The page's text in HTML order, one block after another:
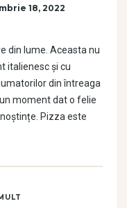
18, 2022
din lume. Aceasta nu
italienesc și cu
din întreaga
moment dat o felie
Pizza este